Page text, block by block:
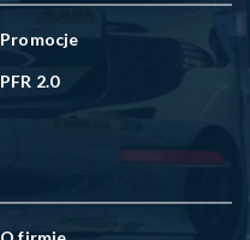
Promocje
PFR 2.0